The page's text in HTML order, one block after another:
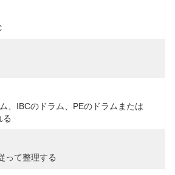
、IBCのドラム、PEのドラムまたは
る
って整理する